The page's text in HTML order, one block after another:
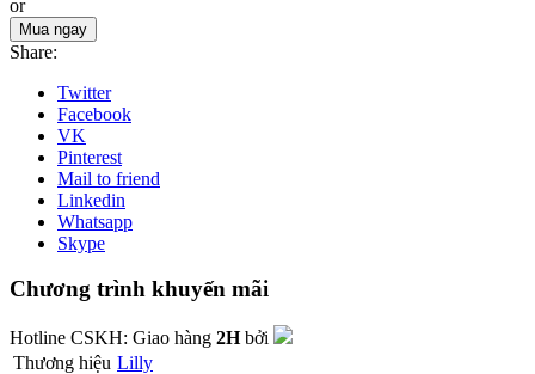
or
Mua ngay
Share:
Twitter
Facebook
VK
Pinterest
Mail to friend
Linkedin
Whatsapp
Skype
Chương trình khuyến mãi
Hotline CSKH: Giao hàng 2Hbởi
Thương hiệu Lilly